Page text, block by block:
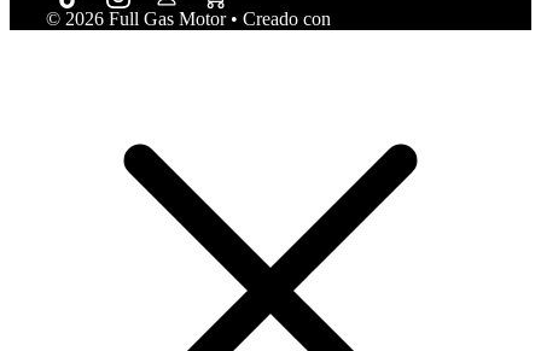
© 2026 Full Gas Motor• Creado con